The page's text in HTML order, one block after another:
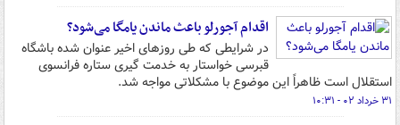
اقدام آجورلو باعث ماندن یامگا می‌شود؟
در شرایطی که طی روزهای اخیر عنوان شده باشگاه
قبرسی خواستار به خدمت گیری ستاره فرانسوی
استقلال است ظاهراً این موضوع با مشکلاتی مواجه شد.
۳۱ خرداد ۰۲ - ۱۰:۳۱